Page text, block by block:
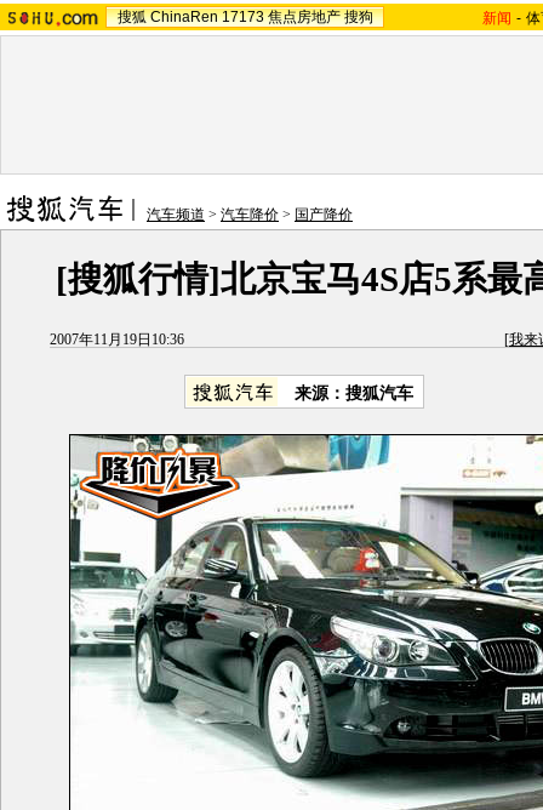
搜狐 ChinaRen 17173 焦点房地产 搜狗 新闻 -
汽车频道 > 汽车降价 > 国产降价
[搜狐行情]北京宝马4S店5系最
2007年11月19日10:36 [我来
来源：搜狐汽车